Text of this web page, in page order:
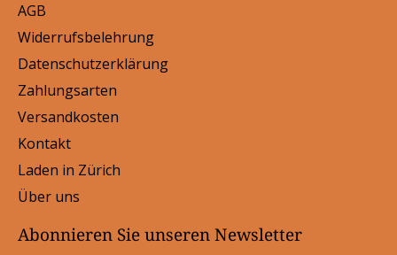
AGB
Widerrufsbelehrung
Datenschutzerklärung
Zahlungsarten
Versandkosten
Kontakt
Laden in Zürich
Über uns
Abonnieren Sie unseren Newsletter